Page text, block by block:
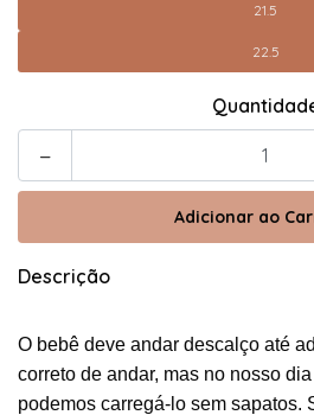
21.5
22.5
-
Descrição
O bebê deve andar descalço até
correto de andar, mas no nosso
podemos carregá-lo sem sapatos.